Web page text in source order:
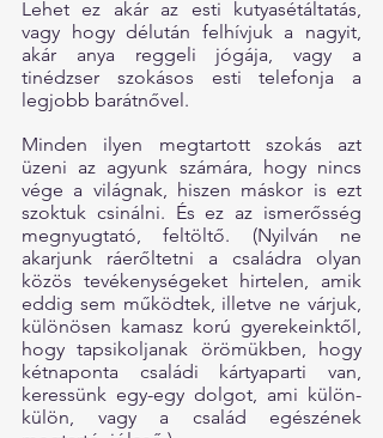
Lehet ez akár az esti kutyasétáltatás,
vagy hogy délután felhívjuk a nagyit,
akár anya reggeli jógája, vagy a
tinédzser szokásos esti telefonja a
legjobb barátnővel.
Minden ilyen megtartott szokás azt
üzeni az agyunk számára, hogy nincs
vége a világnak, hiszen máskor is ezt
szoktuk csinálni. És ez az ismerősség
megnyugtató, feltöltő. (Nyilván ne
akarjunk ráerőltetni a családra olyan
közös tevékenységeket hirtelen, amik
eddig sem működtek, illetve ne várjuk,
különösen kamasz korú gyerekeinktől,
hogy tapsikoljanak örömükben, hogy
kétnaponta családi kártyaparti van,
keressünk egy-egy dolgot, ami külön-
külön, vagy a család egészének